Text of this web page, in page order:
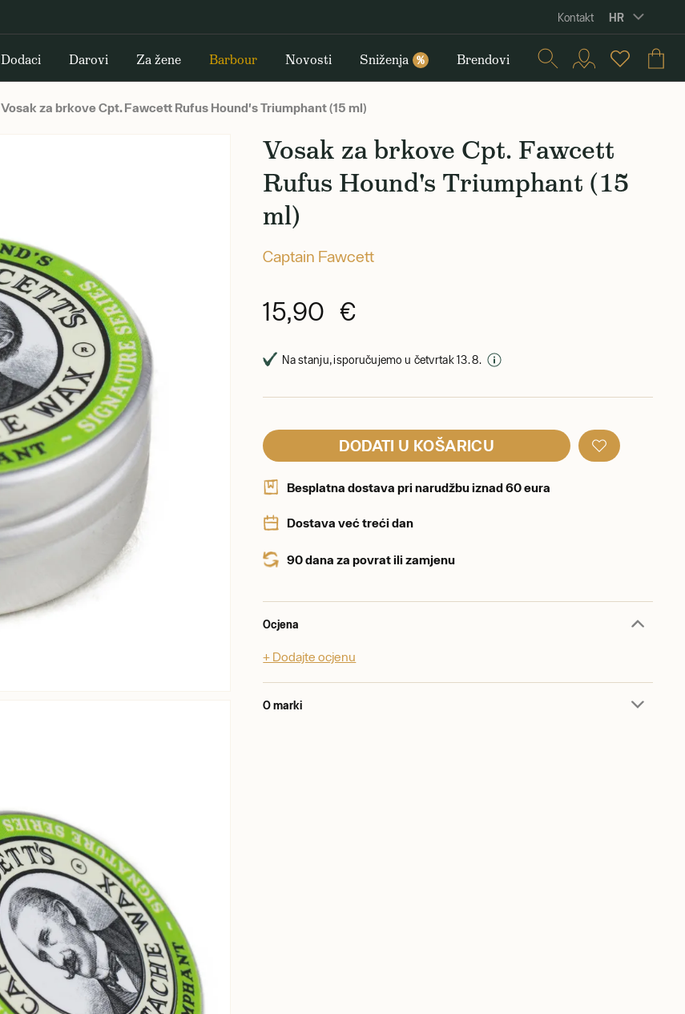
Kontakt HR
Dodaci Darovi Za žene Barbour Novosti Sniženja % Brendovi
Vosak za brkove Cpt. Fawcett Rufus Hound's Triumphant (15 ml)
Vosak za brkove Cpt. Fawcett
Rufus Hound's Triumphant (15
ml)
Captain Fawcett
15,90 €
Na stanju, isporučujemo u četvrtak 13. 8.
DODATI U KOŠARICU
Besplatna dostava pri narudžbu iznad 60 eura
Dostava već treći dan
90 dana za povrat ili zamjenu
Ocjena
+ Dodajte ocjenu
O marki